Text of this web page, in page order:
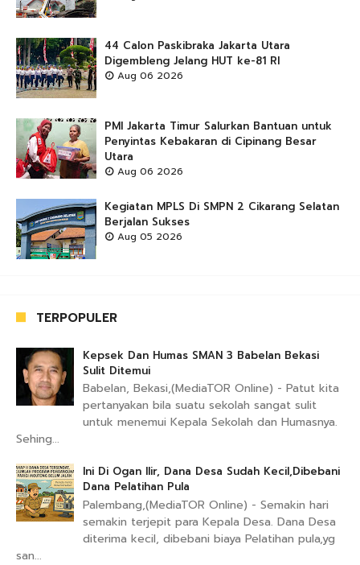
44 Calon Paskibraka Jakarta Utara
Digembleng Jelang HUT ke-81 RI
Aug 06 2026
PMI Jakarta Timur Salurkan Bantuan untuk
Penyintas Kebakaran di Cipinang Besar
Utara
Aug 06 2026
Kegiatan MPLS Di SMPN 2 Cikarang Selatan
Berjalan Sukses
Aug 05 2026
TERPOPULER
Kepsek Dan Humas SMAN 3 Babelan Bekasi
Sulit Ditemui
Babelan, Bekasi,(MediaTOR Online) - Patut kita
pertanyakan bila suatu sekolah sangat sulit
untuk menemui Kepala Sekolah dan Humasnya.
Sehing...
Ini Di Ogan Ilir, Dana Desa Sudah Kecil,Dibebani
Dana Pelatihan Pula
Palembang,(MediaTOR Online) - Semakin hari
semakin terjepit para Kepala Desa. Dana Desa
diterima kecil, dibebani biaya Pelatihan pula,yg
san...